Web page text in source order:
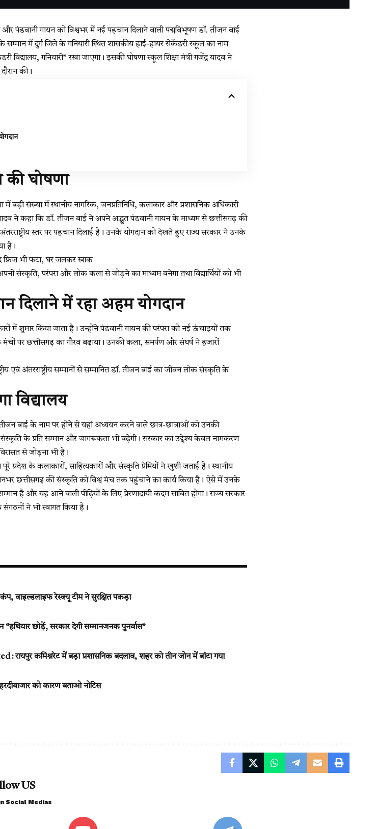
पंडवानी गायन को विश्वभर में नई पहचान दिलाने वाली पद्मविभूषण डॉ. तीजन बाई
सम्मान में दुर्ग जिले के गनियारी स्थित शासकीय हाई-हायर सेकेंडरी स्कूल का नाम
गनियारी” रखा जाएगा। इसकी घोषणा स्कूल शिक्षा मंत्री गजेंद्र यादव ने
की।
की घोषणा
में बड़ी संख्या में स्थानीय नागरिक, जनप्रतिनिधि, कलाकार और प्रशासनिक अधिकारी
ने कहा कि डॉ. तीजन बाई ने अपने अद्भुत पंडवानी गायन के माध्यम से छत्तीसगढ़ की
स्तर पर पहचान दिलाई है। उनके योगदान को देखते हुए राज्य सरकार ने उनके
है।
फ्रिज भी फटा, घर जलकर खाक
संस्कृति, परंपरा और लोक कला से जोड़ने का माध्यम बनेगा तथा विद्यार्थियों को भी
दिलाने में रहा अहम योगदान
में शुमार किया जाता है। उन्होंने पंडवानी गायन की परंपरा को नई ऊंचाइयों तक
पर छत्तीसगढ़ का गौरव बढ़ाया। उनकी कला, समर्पण और संघर्ष ने हजारों
एवं अंतरराष्ट्रीय सम्मानों से सम्मानित डॉ. तीजन बाई का जीवन लोक संस्कृति के
विद्यालय
तीजन बाई के नाम पर होने से यहां अध्ययन करने वाले छात्र-छात्राओं को उनकी
संस्कृति के प्रति सम्मान और जागरूकता भी बढ़ेगी। सरकार का उद्देश्य केवल नामकरण
से जोड़ना भी है।
प्रदेश के कलाकारों, साहित्यकारों और संस्कृति प्रेमियों ने खुशी जताई है। स्थानीय
छत्तीसगढ़ की संस्कृति को विश्व मंच तक पहुंचाने का कार्य किया है। ऐसे में उनके
है और यह आने वाली पीढ़ियों के लिए प्रेरणादायी कदम साबित होगा। राज्य सरकार
ने भी स्वागत किया है।
वाइल्डलाइफ रेस्क्यू टीम ने सुरक्षित पकड़ा
छोड़ें, सरकार देगी सम्मानजनक पुनर्वास”
कमिश्नरेट में बड़ा प्रशासनिक बदलाव, शहर को तीन जोन में बांटा गया
हरदीबाजार को कारण बताओ नोटिस
US
Social Medias